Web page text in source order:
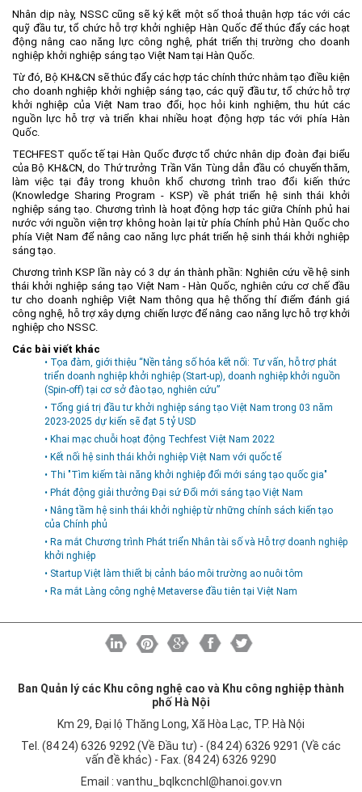
Nhân dịp này, NSSC cũng sẽ ký kết một số thoả thuận hợp tác với các
quỹ đầu tư, tổ chức hỗ trợ khởi nghiệp Hàn Quốc để thúc đẩy các hoạt
động nâng cao năng lực công nghệ, phát triển thị trường cho doanh
nghiệp khởi nghiệp sáng tạo Việt Nam tại Hàn Quốc.
Từ đó, Bộ KH&CN sẽ thúc đẩy các hợp tác chính thức nhằm tạo điều kiện
cho doanh nghiệp khởi nghiệp sáng tạo, các quỹ đầu tư, tổ chức hỗ trợ
khởi nghiệp của Việt Nam trao đổi, học hỏi kinh nghiệm, thu hút các
nguồn lực hỗ trợ và triển khai nhiều hoạt động hợp tác với phía Hàn
Quốc.
TECHFEST quốc tế tại Hàn Quốc được tổ chức nhân dịp đoàn đại biểu
của Bộ KH&CN, do Thứ trưởng Trần Văn Tùng dẫn đầu có chuyến thăm,
làm việc tại đây trong khuôn khổ chương trình trao đổi kiến thức
(Knowledge Sharing Program - KSP) về phát triển hệ sinh thái khởi
nghiệp sáng tạo. Chương trình là hoạt động hợp tác giữa Chính phủ hai
nước với nguồn viện trợ không hoàn lại từ phía Chính phủ Hàn Quốc cho
phía Việt Nam để nâng cao năng lực phát triển hệ sinh thái khởi nghiệp
sáng tạo.
Chương trình KSP lần này có 3 dự án thành phần: Nghiên cứu về hệ sinh
thái khởi nghiệp sáng tạo Việt Nam - Hàn Quốc, nghiên cứu cơ chế đầu
tư cho doanh nghiệp Việt Nam thông qua hệ thống thí điểm đánh giá
công nghệ, hỗ trợ xây dựng chiến lược để nâng cao năng lực hỗ trợ khởi
nghiệp cho NSSC.
Các bài viết khác
• Tọa đàm, giới thiệu “Nền tảng số hóa kết nối: Tư vấn, hỗ trợ phát
triển doanh nghiệp khởi nghiệp (Start-up), doanh nghiệp khởi nguồn
(Spin-off) tại cơ sở đào tạo, nghiên cứu”
• Tổng giá trị đầu tư khởi nghiệp sáng tạo Việt Nam trong 03 năm
2023-2025 dự kiến sẽ đạt 5 tỷ USD
• Khai mạc chuỗi hoạt động Techfest Việt Nam 2022
• Kết nối hệ sinh thái khởi nghiệp Việt Nam với quốc tế
• Thi "Tìm kiếm tài năng khởi nghiệp đổi mới sáng tạo quốc gia"
• Phát động giải thưởng Đại sứ Đổi mới sáng tạo Việt Nam
• Nâng tầm hệ sinh thái khởi nghiệp từ những chính sách kiến tạo
của Chính phủ
• Ra mắt Chương trình Phát triển Nhân tài số và Hỗ trợ doanh nghiệp
khởi nghiệp
• Startup Việt làm thiết bị cảnh báo môi trường ao nuôi tôm
• Ra mắt Làng công nghệ Metaverse đầu tiên tại Việt Nam
Ban Quản lý các Khu công nghệ cao và Khu công nghiệp thành
phố Hà Nội
Km 29, Đại lộ Thăng Long, Xã Hòa Lạc, TP. Hà Nội
Tel. (84 24) 6326 9292 (Về Đầu tư) - (84 24) 6326 9291 (Về các
vấn đề khác) - Fax. (84 24) 6326 9290
Email : vanthu_bqlkcnchl@hanoi.gov.vn